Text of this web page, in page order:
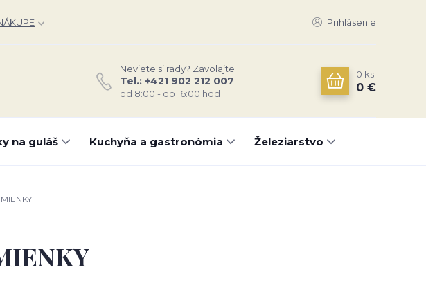
Prihlásenie
Neviete si rady? Zavolajte.
Tel.: +421 902 212 007
od 8:00 - do 16:00 hod
0 ks
0 €
na guláš Kuchyňa a gastronómia Železiarstvo